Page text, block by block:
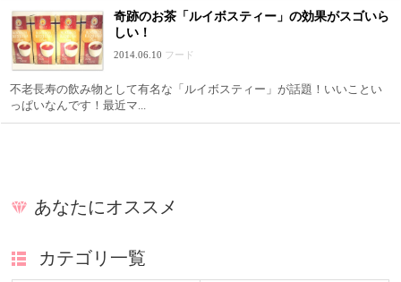
奇跡のお茶「ルイボスティー」の効果がスゴいら
しい！
2014.06.10 フード
不老長寿の飲み物として有名な「ルイボスティー」が話題！いいことい
っぱいなんです！最近マ...
あなたにオススメ
カテゴリ一覧